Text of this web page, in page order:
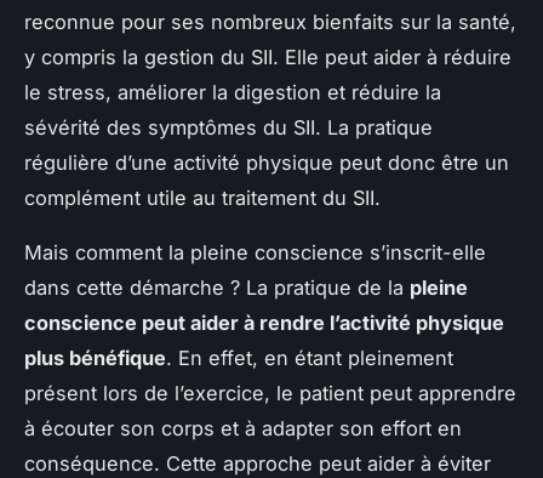
reconnue pour ses nombreux bienfaits sur la santé,
y compris la gestion du SII. Elle peut aider à réduire
le stress, améliorer la digestion et réduire la
sévérité des symptômes du SII. La pratique
régulière d’une activité physique peut donc être un
complément utile au traitement du SII.
Mais comment la pleine conscience s’inscrit-elle
dans cette démarche ? La pratique de la pleine
conscience peut aider à rendre l’activité physique
plus bénéfique. En effet, en étant pleinement
présent lors de l’exercice, le patient peut apprendre
à écouter son corps et à adapter son effort en
conséquence. Cette approche peut aider à éviter